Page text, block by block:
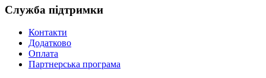
Служба підтримки
Контакти
Додатково
Оплата
Партнерська програма